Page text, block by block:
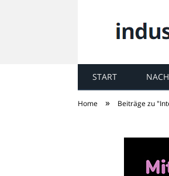
industry
START
Home » Beiträge zu